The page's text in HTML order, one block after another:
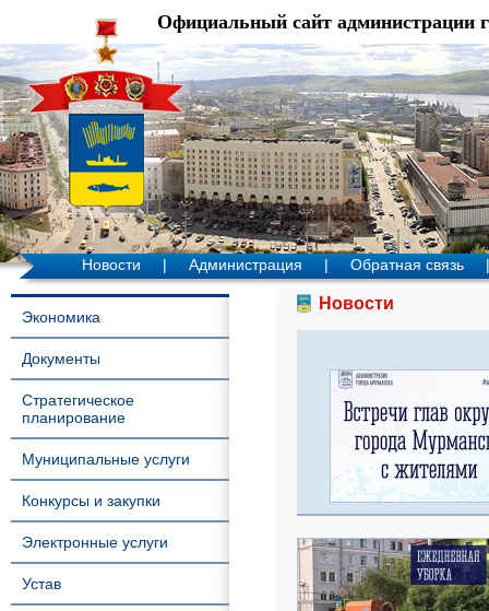
Официальный сайт администрации
Новости | Администрация | Обратная связь |
Экономика
Документы
Стратегическое
планирование
Муниципальные услуги
Конкурсы и закупки
Электронные услуги
Устав
Новости